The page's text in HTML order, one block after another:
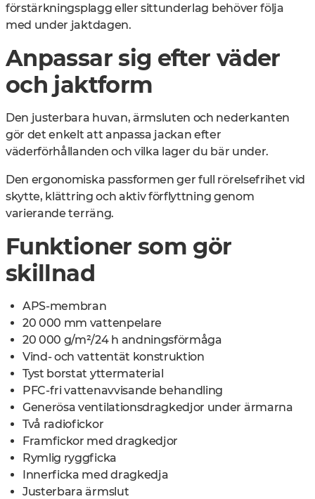
förstärkningsplagg eller sittunderlag behöver följa
med under jaktdagen.
Anpassar sig efter väder
och jaktform
Den justerbara huvan, ärmsluten och nederkanten
gör det enkelt att anpassa jackan efter
väderförhållanden och vilka lager du bär under.
Den ergonomiska passformen ger full rörelsefrihet vid
skytte, klättring och aktiv förflyttning genom
varierande terräng.
Funktioner som gör
skillnad
APS-membran
20 000 mm vattenpelare
20 000 g/m²/24 h andningsförmåga
Vind- och vattentät konstruktion
Tyst borstat yttermaterial
PFC-fri vattenavvisande behandling
Generösa ventilationsdragkedjor under ärmarna
Två radiofickor
Framfickor med dragkedjor
Rymlig ryggficka
Innerficka med dragkedja
Justerbara ärmslut